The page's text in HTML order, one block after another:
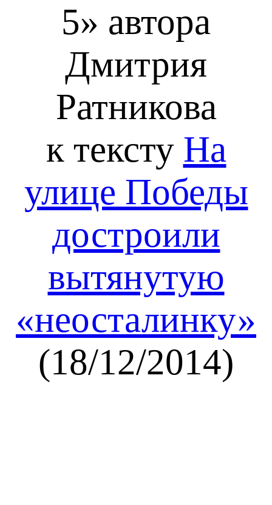
5» автора
Дмитрия
Ратникова
к тексту На
улице Победы
достроили
вытянутую
«неосталинку»
(18/12/2014)